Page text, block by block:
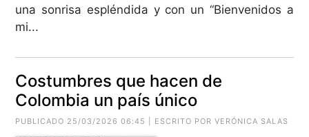
una sonrisa espléndida y con un “Bienvenidos a
mi...
Costumbres que hacen de
Colombia un país único
PUBLICADO 25/03/2026 06:45 | ESCRITO POR VERÓNICA SALAS